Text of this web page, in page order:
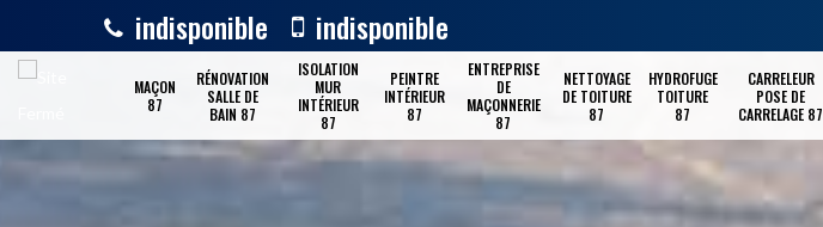
indisponible indisponible
MAÇON
87
RÉNOVATION
SALLE DE
BAIN 87
ISOLATION
MUR
INTÉRIEUR
87
PEINTRE
INTÉRIEUR
87
ENTREPRISE
DE
MAÇONNERIE
87
NETTOYAGE
DE TOITURE
87
HYDROFUGE
TOITURE
87
CARRELEUR
POSE DE
CARRELAGE 87